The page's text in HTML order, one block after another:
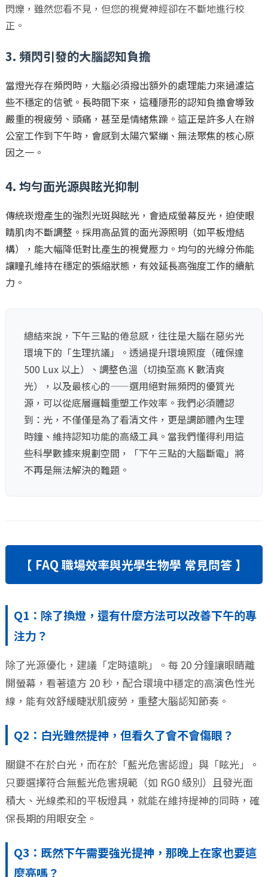
閃爍，雖然您看不見，但您的視覺神經卻在不斷地進行校
正。
3. 頻閃引發的大腦認知負擔
當燈光存在頻閃時，大腦必須撥出額外的處理能力來過濾這
些不穩定的信號。長時間下來，這種隱形的認知負擔會導致
嚴重的視疲勞、頭痛，甚至是情緒焦躁。這正是許多人在辦
公室工作到下午時，會感到太陽穴緊繃、無法聚焦的核心原
因之一。
4. 均勻面光源與眩光抑制
傳統崁燈產生的強烈光斑與眩光，會造成螢幕反光，迫使眼
睛肌肉不斷調整。採用高品質的面光源照明（如平板燈結
構），能大幅降低對比產生的視覺壓力。均勻的光線分佈能
讓瞳孔維持在穩定的張縮狀態，有效延長高強度工作的續航
力。
總結來說，下午三點的倦怠感，往往是大腦在惡劣光
環境下的「生理抗議」。透過提升環境照度（確保達
500 Lux 以上）、調整色溫（切換至高 K 數清爽
光），以及最核心的——選用絕對無頻閃的優質光
源，可以從底層邏輯重塑工作效率。我們必須體認
到：光，不僅僅是為了看清文件，更是調節體內生理
時鐘、維持認知功能的高級工具。當我們懂得利用這
些科學數據來規劃空間，「下午三點的大腦斷電」將
不再是無法解決的難題。
【 FAQ 職場效率與光學生物學 常見問答 】
Q1：除了換燈，還有什麼方法可以改善下午的專
注力？
除了光源優化，建議「定時遠眺」。每 20 分鐘讓眼睛離
開螢幕，看著遠方 20 秒，配合環境中穩定的高演色性光
線，能有效舒緩睫狀肌疲勞，重整大腦認知節奏。
Q2：白光雖然提神，但看久了會不會傷眼？
關鍵不在於白光，而在於「藍光危害認證」與「眩光」。
只要選擇符合無藍光危害規範（如 RG0 級別）且發光面
積大、光線柔和的平板燈具，就能在維持提神的同時，確
保長期的用眼安全。
Q3：既然下午需要強光提神，那晚上在家也要這
麼亮嗎？